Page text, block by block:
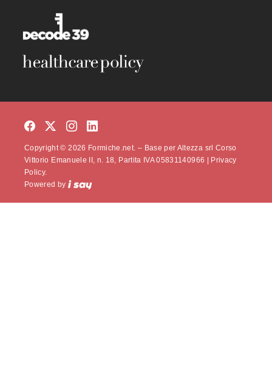
Copyright © 2026 Formiche.net. – Base per Altezza srl Corso
Vittorio Emanuele II, n. 18, Partita IVA 05831140966 | Privacy
Policy.
Powered by